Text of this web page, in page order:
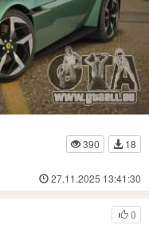
390
18
27.11.2025 13:41:30
0